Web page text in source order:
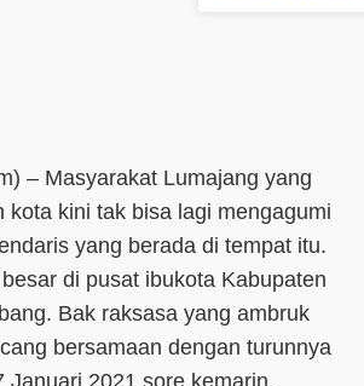
– Masyarakat Lumajang yang
kota kini tak bisa lagi mengagumi
yang berada di tempat itu.
di pusat ibukota Kabupaten
Bak raksasa yang ambruk
bersamaan dengan turunnya